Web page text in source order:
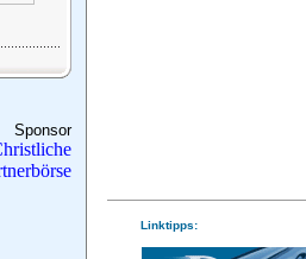
Sponsor
Linktipps: